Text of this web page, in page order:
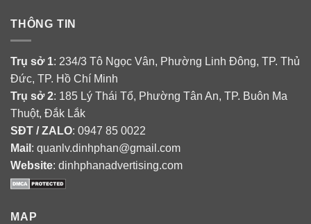
THÔNG TIN
Trụ sở 1: 234/3 Tô Ngọc Vân, Phường Linh Đông, TP. Thủ
Đức, TP. Hồ Chí Minh
Trụ sở 2: 185 Lý Thái Tổ, Phường Tân An, TP. Buôn Ma
Thuột, Đắk Lắk
SĐT / ZALO: 0947 85 0022
Mail : quanlv.dinhphan@gmail.com
Website: dinhphanadvertising.com
MAP